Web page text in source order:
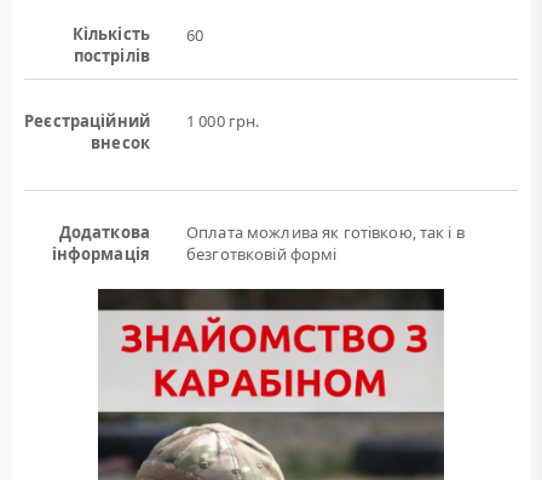
Кількість
пострілів
60
Реєстраційний
внесок
1 000 грн.
Додаткова
інформація
Оплата можлива як готівкою, так і в
безготвковій формі